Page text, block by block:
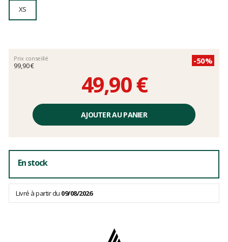
XS
Prix conseillé
99,90 €
-50%
49,90 €
unitaire,
AJOUTER AU PANIER
En stock
Livré à partir du 09/08/2026